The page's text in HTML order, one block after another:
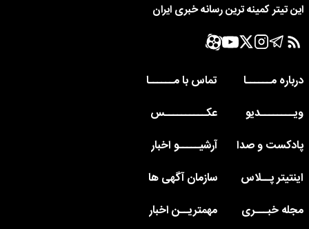
این تیتر کمینه ترین رسانه خبری ایران
درباره مــــــا
تماس با مــــــا
ویــــــــدیو
عکــــــــــس
پادکست و صدا
آرشیـــــو اخبار
اینتیتر پــلاس
سازمان آگهی ها
مجله خبـــری
مهمتریــن اخبار